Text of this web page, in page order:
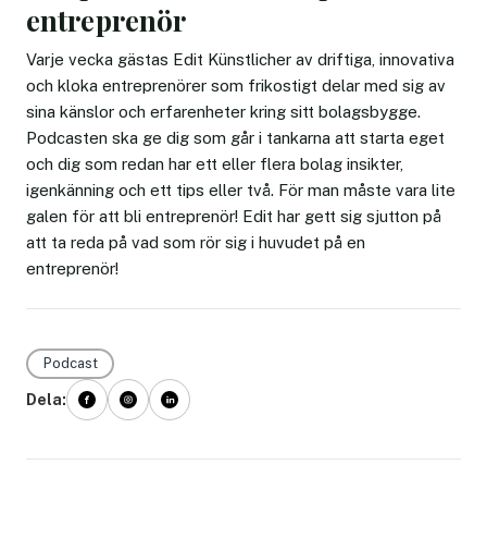
entreprenör
Varje vecka gästas Edit Künstlicher av driftiga, innovativa
och kloka entreprenörer som frikostigt delar med sig av
sina känslor och erfarenheter kring sitt bolagsbygge.
Podcasten ska ge dig som går i tankarna att starta eget
och dig som redan har ett eller flera bolag insikter,
igenkänning och ett tips eller två. För man måste vara lite
galen för att bli entreprenör! Edit har gett sig sjutton på
att ta reda på vad som rör sig i huvudet på en
entreprenör!
Podcast
Dela: